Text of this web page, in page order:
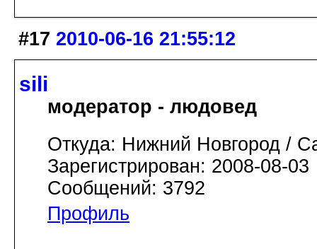
#17 2010-06-16 21:55:12
sili
модератор - людовед
Откуда: Нижний Новгород /
Зарегистрирован: 2008-08-03
Сообщений: 3792
Профиль